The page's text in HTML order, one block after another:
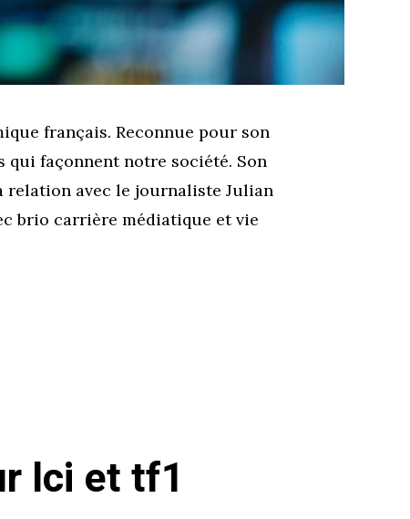
français. Reconnue pour son
façonnent notre société. Son
relation avec le journaliste Julian
brio carrière médiatique et vie
lci et tf1